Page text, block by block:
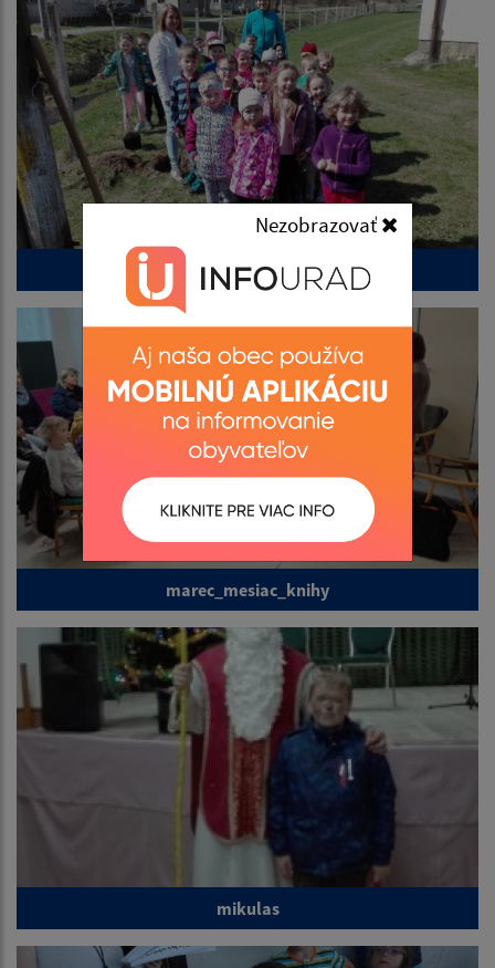
Nezobrazovať
den_zeme
marec_mesiac_knihy
mikulas